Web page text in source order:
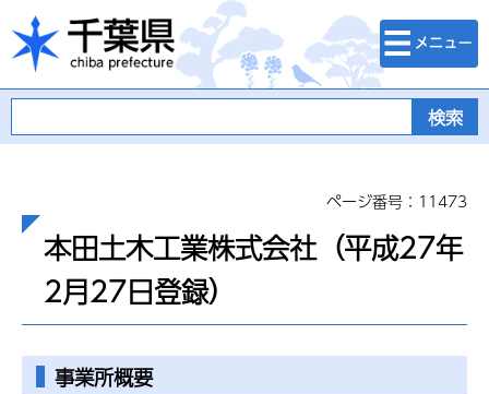
千葉県
検索・メニュ
ー
ページ番号：11473
本田土木工業株式会社（平成27年
2月27日登録）
事業所概要